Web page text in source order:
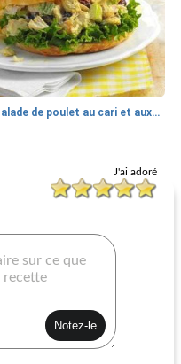
salade de poulet au cari et aux canneberges
poulet avec une torsion
J'ai adoré